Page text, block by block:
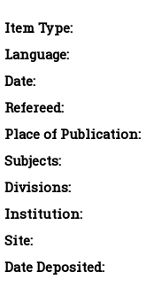
Item Type:
Language:
Date:
Refereed:
Place of Publication:
Subjects:
Divisions:
Institution:
Site:
Date Deposited: